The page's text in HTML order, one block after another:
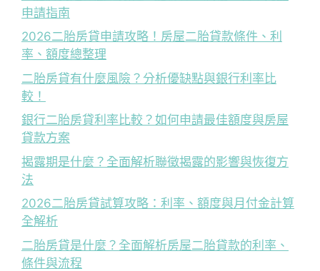
申請指南
2026二胎房貸申請攻略！房屋二胎貸款條件、利
率、額度總整理
二胎房貸有什麼風險？分析優缺點與銀行利率比
較！
銀行二胎房貸利率比較？如何申請最佳額度與房屋
貸款方案
揭露期是什麼？全面解析聯徵揭露的影響與恢復方
法
2026二胎房貸試算攻略：利率、額度與月付金計算
全解析
二胎房貸是什麼？全面解析房屋二胎貸款的利率、
條件與流程